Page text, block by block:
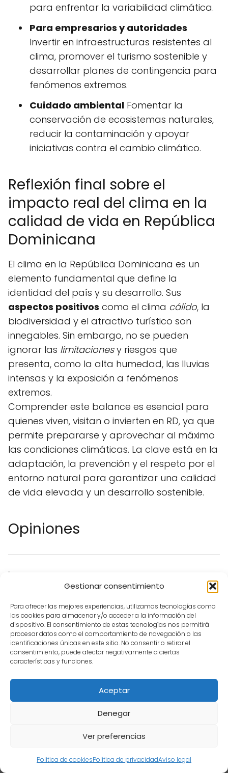
Gestionar consentimiento
Para ofrecer las mejores experiencias, utilizamos tecnologías como
las cookies para almacenar y/o acceder a la información del
dispositivo. El consentimiento de estas tecnologías nos permitirá
procesar datos como el comportamiento de navegación o las
identificaciones únicas en este sitio. No consentir o retirar el
consentimiento, puede afectar negativamente a ciertas
características y funciones.
Aceptar
Denegar
Ver preferencias
Política de cookiesPolítica de privacidadAviso legal
para enfrentar la variabilidad climática.
Para empresarios y autoridades
Invertir en infraestructuras resistentes al
clima, promover el turismo sostenible y
desarrollar planes de contingencia para
fenómenos extremos.
Cuidado ambiental Fomentar la
conservación de ecosistemas naturales,
reducir la contaminación y apoyar
iniciativas contra el cambio climático.
Reflexión final sobre el
impacto real del clima en la
calidad de vida en República
Dominicana
El clima en la República Dominicana es un
elemento fundamental que define la
identidad del país y su desarrollo. Sus
aspectos positivos como el clima cálido, la
biodiversidad y el atractivo turístico son
innegables. Sin embargo, no se pueden
ignorar las limitacionesy riesgos que
presenta, como la alta humedad, las lluvias
intensas y la exposición a fenómenos
extremos.
Comprender este balance es esencial para
quienes viven, visitan o invierten en RD, ya que
permite prepararse y aprovechar al máximo
las condiciones climáticas. La clave está en la
adaptación, la prevención y el respeto por el
entorno natural para garantizar una calidad
de vida elevada y un desarrollo sostenible.
Opiniones
“El clima cálido de RD es uno de sus
mayores atractivos, pero la humedad a
veces puede ser difícil de soportar,
especialmente para quienes no están
acostumbrados.” – Ana Martínez, turista
española.
Fuente
“Como agricultor, valoro mucho las
lluvias, pero también temo las tormentas
propietarios.